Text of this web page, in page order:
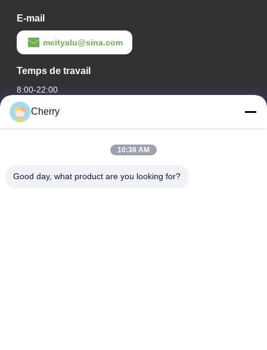
E-mail
mcityalu@sina.com
Temps de travail
8:00-22:00
Notre adresse
Le parc industriel de Hegui, Lishui, Nanhai Foshan
Cherry
10:38 AM
Good day, what product are you looking for?